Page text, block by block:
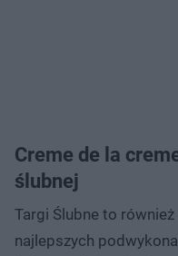
Creme de la
ślubnej
Targi Ślubne to
najlepszych